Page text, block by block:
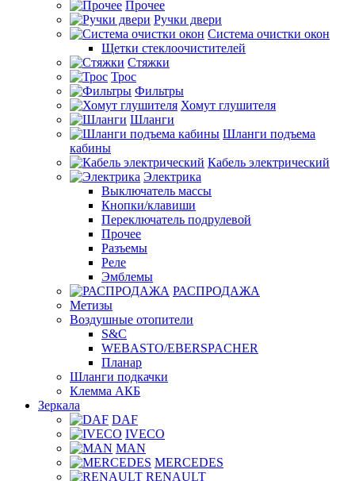
Прочее
Ручки двери
Система очистки окон
Щетки стеклоочистителей
Стяжки
Трос
Фильтры
Хомут глушителя
Шланги
Шланги подъема
кабины
Кабель электрический
Электрика
Выключатель массы
Кнопки/клавиши
Переключатель подрулевой
Прочее
Разъемы
Реле
Эмблемы
РАСПРОДАЖА
Метизы
Воздушные отопители
S&C
WEBASTO/EBERSPACHER
Планар
Шланги подкачки
Клемма АКБ
Зеркала
DAF
IVECO
MAN
MERCEDES
RENAULT